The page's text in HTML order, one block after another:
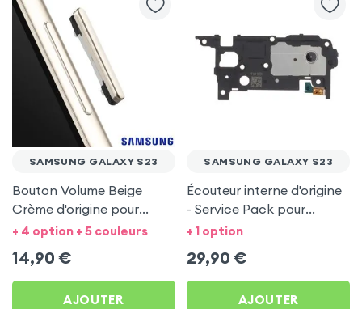
SAMSUNG GALAXY S23
Bouton Volume Beige
Crème d'origine pour
Samsung Galaxy S23
+ 4 option + 5 couleurs
14,90 €
AJOUTER
SAMSUNG GALAXY S23
Écouteur interne d'origine
- Service Pack pour
Samsung Galaxy S23
+ 1 option
29,90 €
AJOUTER